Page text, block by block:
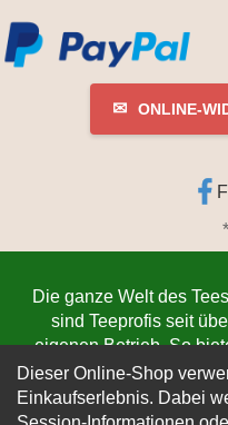
Dieser Online-Shop
Einkaufserlebnis. Dabei
✉ ONLINE-
*
Die ganze Welt des
sind Teeprofis seit
eigenen Betrieb. So
niedrigsten Preisen.
eutin.de (Die
Werktagen unser